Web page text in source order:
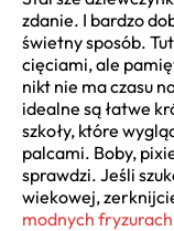
zdanie. I bardzo
świetny sposób.
cięciami, ale
nikt nie ma czasu
idealne są łatwe
szkoły, które
palcami. Boby,
sprawdzi. Jeśli
wiekowej,
modnych